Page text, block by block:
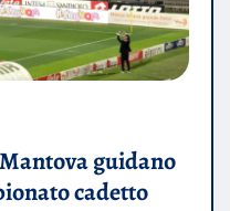
guidano
cadetto